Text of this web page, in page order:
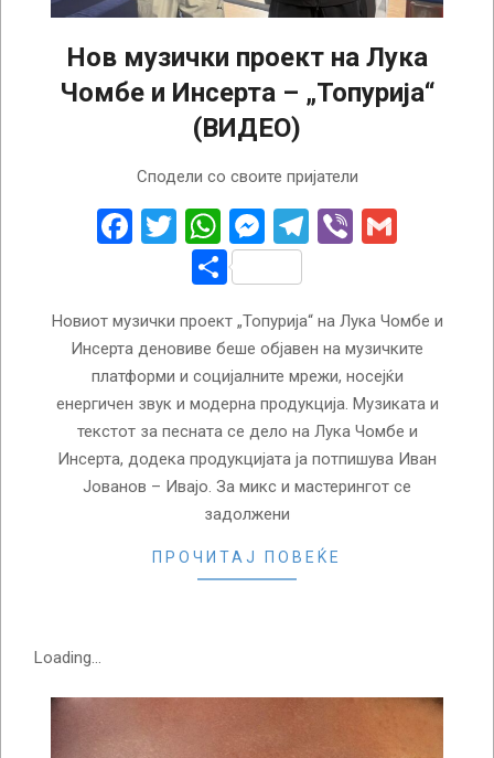
Нов музички проект на Лука
Чомбе и Инсерта – „Топурија“
(ВИДЕО)
Сподели со своите пријатели
Facebook
Twitter
WhatsApp
Messenger
Telegram
Viber
Share
Новиот музички проект „Топурија“ на Лука Чомбе и
Инсерта деновиве беше објавен на музичките
платформи и социјалните мрежи, носејќи
енергичен звук и модерна продукција. Музиката и
текстот за песната се дело на Лука Чомбе и
Инсерта, додека продукцијата ја потпишува Иван
Јованов – Ивајо. За микс и мастерингот се
задолжени
ПРОЧИТАЈ ПОВЕЌЕ
Loading...